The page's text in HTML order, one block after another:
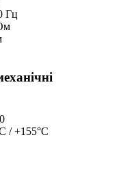
Гц
/ +155°C